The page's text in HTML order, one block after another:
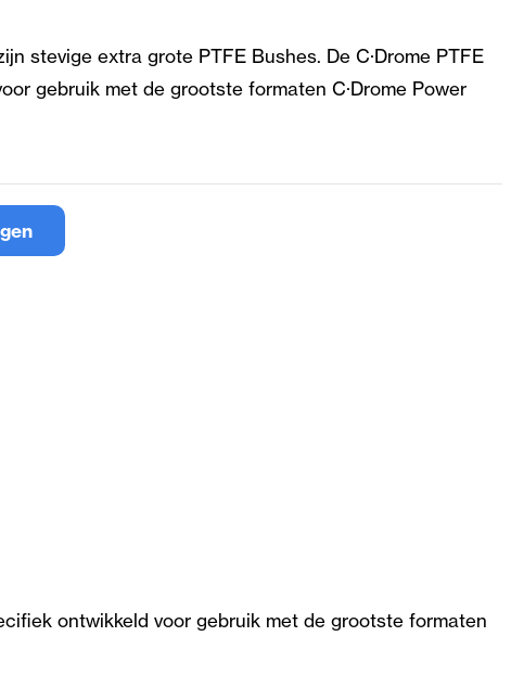
stevige extra grote PTFE Bushes. De C·Drome PTFE
gebruik met de grootste formaten C·Drome Power
ontwikkeld voor gebruik met de grootste formaten